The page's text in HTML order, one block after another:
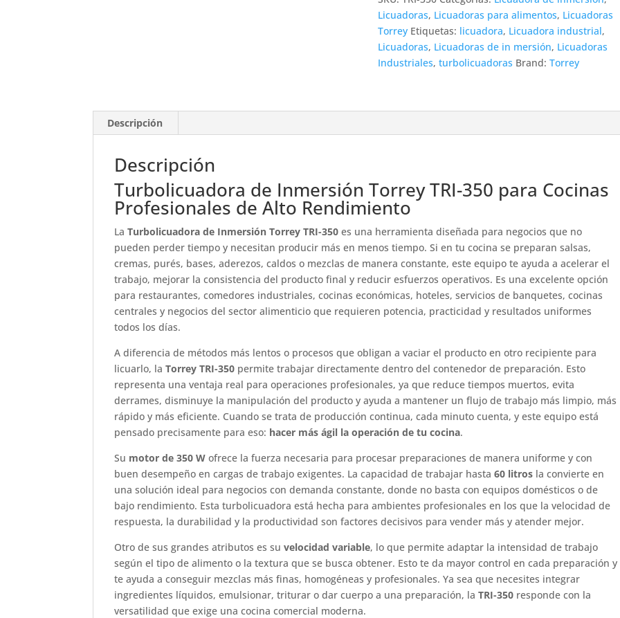
Licuadoras, Licuadoras para alimentos, Licuadoras
Torrey Etiquetas: licuadora, Licuadora industrial,
Licuadoras, Licuadoras de in mersión, Licuadoras
Industriales,turbolicuadoras Brand:Torrey
Descripción
Descripción
Turbolicuadora de Inmersión Torrey TRI-350 para Cocinas
Profesionales de Alto Rendimiento
LaTurbolicuadora de Inmersión Torrey TRI-350 es una herramienta diseñada para negocios que no
pueden perder tiempo y necesitan producir más en menos tiempo. Si en tu cocina se preparan salsas,
cremas, purés, bases, aderezos, caldos o mezclas de manera constante, este equipo te ayuda a acelerar el
trabajo, mejorar la consistencia del producto final y reducir esfuerzos operativos. Es una excelente opción
para restaurantes, comedores industriales, cocinas económicas, hoteles, servicios de banquetes, cocinas
centrales y negocios del sector alimenticio que requieren potencia, practicidad y resultados uniformes
todos los días.
A diferencia de métodos más lentos o procesos que obligan a vaciar el producto en otro recipiente para
licuarlo, laTorrey TRI-350 permite trabajar directamente dentro del contenedor de preparación. Esto
representa una ventaja real para operaciones profesionales, ya que reduce tiempos muertos, evita
derrames, disminuye la manipulación del producto y ayuda a mantener un flujo de trabajo más limpio, más
rápido y más eficiente. Cuando se trata de producción continua, cada minuto cuenta, y este equipo está
pensado precisamente para eso: hacer más ágil la operación de tu cocina.
Su motor de 350 W ofrece la fuerza necesaria para procesar preparaciones de manera uniforme y con
buen desempeño en cargas de trabajo exigentes. La capacidad de trabajar hasta60 litros la convierte en
una solución ideal para negocios con demanda constante, donde no basta con equipos domésticos o de
bajo rendimiento. Esta turbolicuadora está hecha para ambientes profesionales en los que la velocidad de
respuesta, la durabilidad y la productividad son factores decisivos para vender más y atender mejor.
Otro de sus grandes atributos es suvelocidad variable, lo que permite adaptar la intensidad de trabajo
según el tipo de alimento o la textura que se busca obtener. Esto te da mayor control en cada preparación y
te ayuda a conseguir mezclas más finas, homogéneas y profesionales. Ya sea que necesites integrar
ingredientes líquidos, emulsionar, triturar o dar cuerpo a una preparación, laTRI-350 responde con la
versatilidad que exige una cocina comercial moderna.